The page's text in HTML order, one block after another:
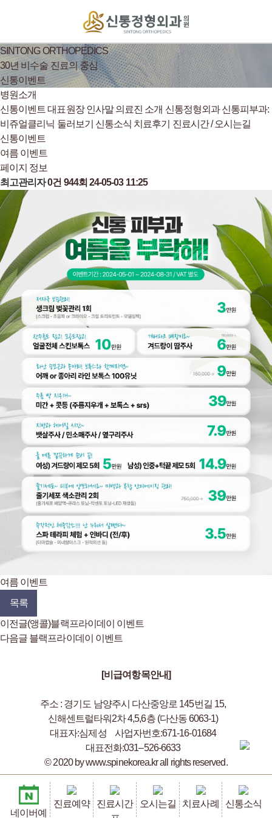
SINTONG ORTHOPEDICS
30년 비수술 진료의 중심
신통이벤트
병원소개
신통이벤트 대표원장 인사말 의료진 소개 신통정형외과 신통피부과:
비쥬얼클리닉 둘러보기 신통소식 치료후기
진료시간 / 오시는길
신통이벤트
여름 이벤트
페이지 정보
최고관리자0건 944회 24-05-03 11:25
여름 이벤트
목록
이전글(앵콜)블랙프라이데이 이벤트
다음글 블랙프라이데이 이벤트
[비급여항목안내]
주소 : 경기도 남양주시 다산중앙로 145번길 15,
신해센트럴타워2차 4,5,6층 (다산동 6063-1)
대표자:심제성
사업자번호:671-16-01684
대표전화:031–526-6633
© 2020 by www.spinekorea.kr all rights reserved.
네이버예
진료예약
진료시간
오시는길 치료사례 신통소식